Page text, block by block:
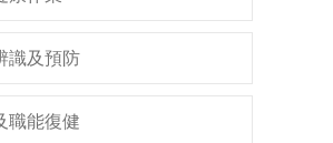
識及預防
職能復健